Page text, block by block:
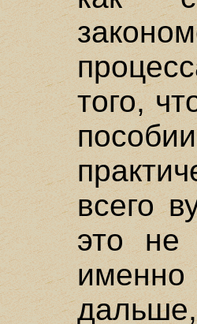
того,
всего
это не
именно